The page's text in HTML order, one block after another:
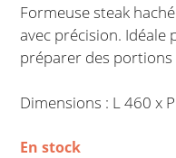
Formeuse steak
avec précision. Idéale
préparer des
Dimensions : L 460 x
En stock